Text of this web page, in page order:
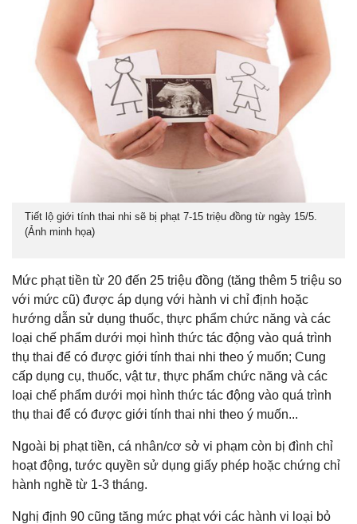
Tiết lộ giới tính thai nhi sẽ bị phạt 7-15 triệu đồng từ ngày 15/5.
(Ảnh minh họa)
Mức phạt tiền từ 20 đến 25 triệu đồng (tăng thêm 5 triệu so
với mức cũ) được áp dụng với hành vi chỉ định hoặc
hướng dẫn sử dụng thuốc, thực phẩm chức năng và các
loại chế phẩm dưới mọi hình thức tác động vào quá trình
thụ thai để có được giới tính thai nhi theo ý muốn; Cung
cấp dụng cụ, thuốc, vật tư, thực phẩm chức năng và các
loại chế phẩm dưới mọi hình thức tác động vào quá trình
thụ thai để có được giới tính thai nhi theo ý muốn...
Ngoài bị phạt tiền, cá nhân/cơ sở vi phạm còn bị đình chỉ
hoạt động, tước quyền sử dụng giấy phép hoặc chứng chỉ
hành nghề từ 1-3 tháng.
Nghị định 90 cũng tăng mức phạt với các hành vi loại bỏ